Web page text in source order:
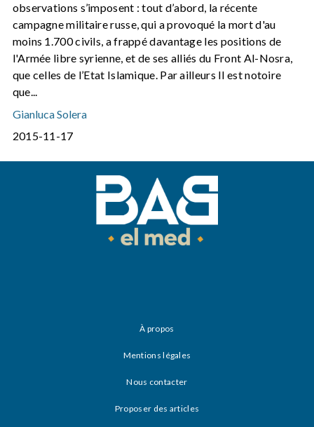
observations s’imposent : tout d’abord, la récente
campagne militaire russe, qui a provoqué la mort d'au
moins 1.700 civils, a frappé davantage les positions de
l'Armée libre syrienne, et de ses alliés du Front Al-Nosra,
que celles de l’Etat Islamique. Par ailleurs Il est notoire
que...
Gianluca Solera
2015-11-17
À propos
Mentions légales
Nous contacter
Proposer des articles